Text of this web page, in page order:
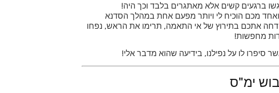
ברגעים קשים אלא מאתגרים בלבד וכך היה!
מכם הוכיח לי ויותר מפעם אחת במהלך הסדנא
דחה אתכם בתירוץ של אי התאמה, תרימו את הראש, נפחו
מחפשות!
לו על נפילנו, בידיעה שהוא מדבר אלי!
ימ"ס